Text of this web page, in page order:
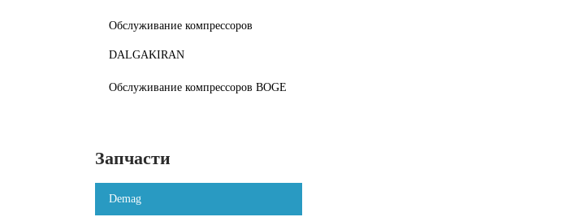
Обслуживание компрессоров
DALGAKIRAN
Обслуживание компрессоров BOGE
Запчасти
Demag